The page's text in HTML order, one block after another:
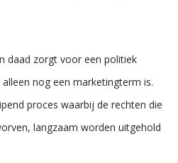
daad zorgt voor een politiek
nog een marketingterm is.
proces waarbij de rechten die
langzaam worden uitgehold